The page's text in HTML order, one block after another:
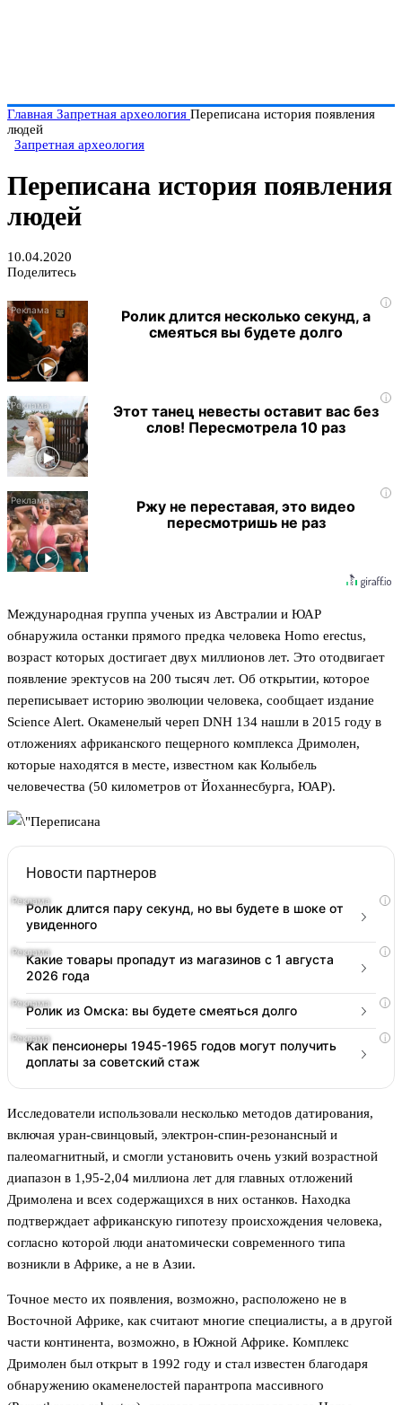
Главная Запретная археология Переписана история появления
людей
Запретная археология
Переписана история появления
людей
10.04.2020
Поделитесь
i
Ролик длится несколько секунд, а
смеяться вы будете долго
i
Этот танец невесты оставит вас без
слов! Пересмотрела 10 раз
i
Ржу не переставая, это видео
пересмотришь не раз
Международная группа ученых из Австралии и ЮАР
обнаружила останки прямого предка человека Homo erectus,
возраст которых достигает двух миллионов лет. Это отодвигает
появление эректусов на 200 тысяч лет. Об открытии, которое
переписывает историю эволюции человека, сообщает издание
Science Alert. Окаменелый череп DNH 134 нашли в 2015 году в
отложениях африканского пещерного комплекса Дримолен,
которые находятся в месте, известном как Колыбель
человечества (50 километров от Йоханнесбурга, ЮАР).
Новости партнеров
i
Ролик длится пару секунд, но вы будете в шоке от
увиденного
i
Какие товары пропадут из магазинов с 1 августа
2026 года
i
Ролик из Омска: вы будете смеяться долго
i
Как пенсионеры 1945-1965 годов могут получить
доплаты за советский стаж
Исследователи использовали несколько методов датирования,
включая уран-свинцовый, электрон-спин-резонансный и
палеомагнитный, и смогли установить очень узкий возрастной
диапазон в 1,95-2,04 миллиона лет для главных отложений
Дримолена и всех содержащихся в них останков. Находка
подтверждает африканскую гипотезу происхождения человека,
согласно которой люди анатомически современного типа
возникли в Африке, а не в Азии.
Точное место их появления, возможно, расположено не в
Восточной Африке, как считают многие специалисты, а в другой
части континента, возможно, в Южной Африке. Комплекс
Дримолен был открыт в 1992 году и стал известен благодаря
обнаружению окаменелостей парантропа массивного